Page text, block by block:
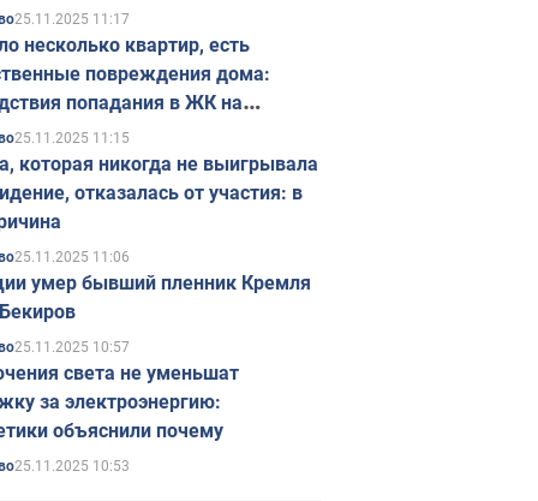
в ноябре
25.11.2025 11:17
несколько квартир, есть
повреждения дома:
попадания в ЖК на
в Киеве. Фото
25.11.2025 11:15
которая никогда не выигрывала
отказалась от участия: в
25.11.2025 11:06
умер бывший пленник Кремля
25.11.2025 10:57
света не уменьшат
за электроэнергию:
объяснили почему
25.11.2025 10:53